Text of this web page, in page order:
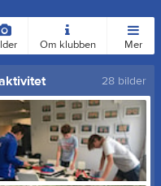
Om klubben Mer
28 bilder